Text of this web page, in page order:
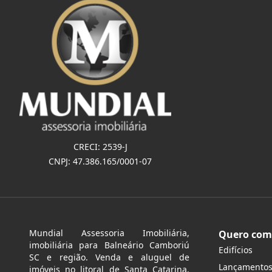
CRECI: 2539-J
CNPJ: 47.386.165/0001-07
Mundial Assessoria Imobiliária,
imobiliária para Balneário Camboriú
SC e região. Venda e aluguel de
imóveis no litoral de Santa Catarina.
Quero
Edifícios
Lançamentos